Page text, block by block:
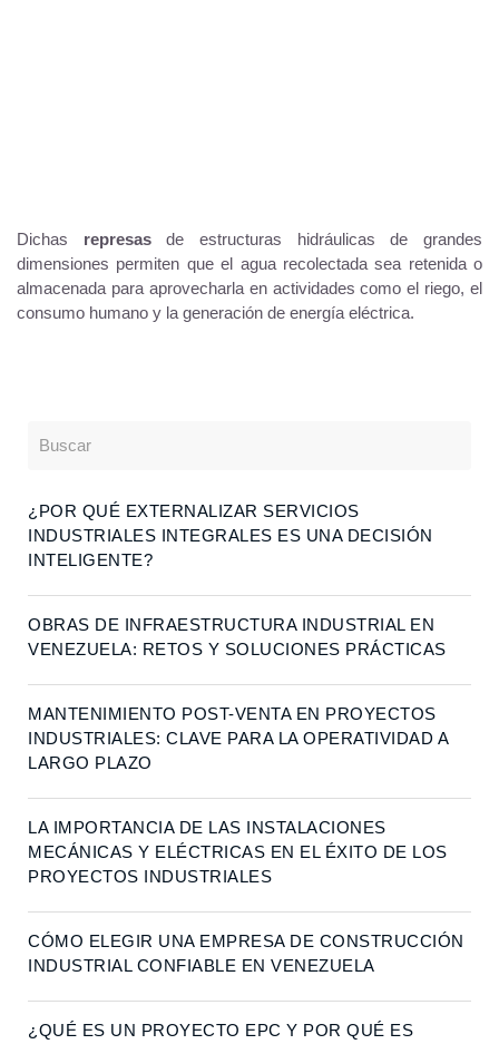
Dichas represasde estructuras hidráulicas de grandes
dimensiones permiten que el agua recolectada sea retenida o
almacenada para aprovecharla en actividades como el riego, el
consumo humano y la generación de energía eléctrica.
¿POR QUÉ EXTERNALIZAR SERVICIOS
INDUSTRIALES INTEGRALES ES UNA DECISIÓN
INTELIGENTE?
OBRAS DE INFRAESTRUCTURA INDUSTRIAL EN
VENEZUELA: RETOS Y SOLUCIONES PRÁCTICAS
MANTENIMIENTO POST-VENTA EN PROYECTOS
INDUSTRIALES: CLAVE PARA LA OPERATIVIDAD A
LARGO PLAZO
LA IMPORTANCIA DE LAS INSTALACIONES
MECÁNICAS Y ELÉCTRICAS EN EL ÉXITO DE LOS
PROYECTOS INDUSTRIALES
CÓMO ELEGIR UNA EMPRESA DE CONSTRUCCIÓN
INDUSTRIAL CONFIABLE EN VENEZUELA
¿QUÉ ES UN PROYECTO EPC Y POR QUÉ ES